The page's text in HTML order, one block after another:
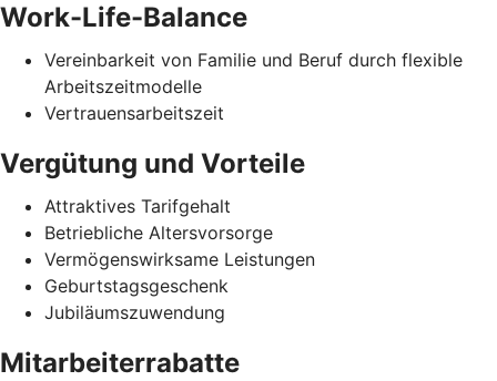
Work-Life-Balance
Vereinbarkeit von Familie und Beruf durch flexible
Arbeitszeitmodelle
Vertrauensarbeitszeit
Vergütung und Vorteile
Attraktives Tarifgehalt
Betriebliche Altersvorsorge
Vermögenswirksame Leistungen
Geburtstagsgeschenk
Jubiläumszuwendung
Mitarbeiterrabatte